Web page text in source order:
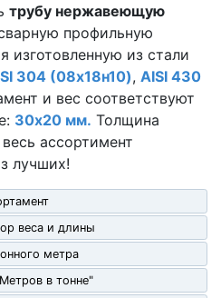
трубу нержавеющую
профильную
изготовленную из стали
304 (08х18н10), AISI 430
и вес соответствуют
30x20 мм. Толщина
ассортимент
лучших!
веса и длины
метра
в тонне"